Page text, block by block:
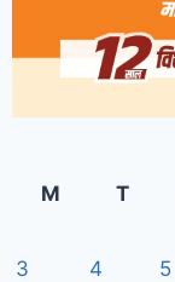
M
T
3
4 5